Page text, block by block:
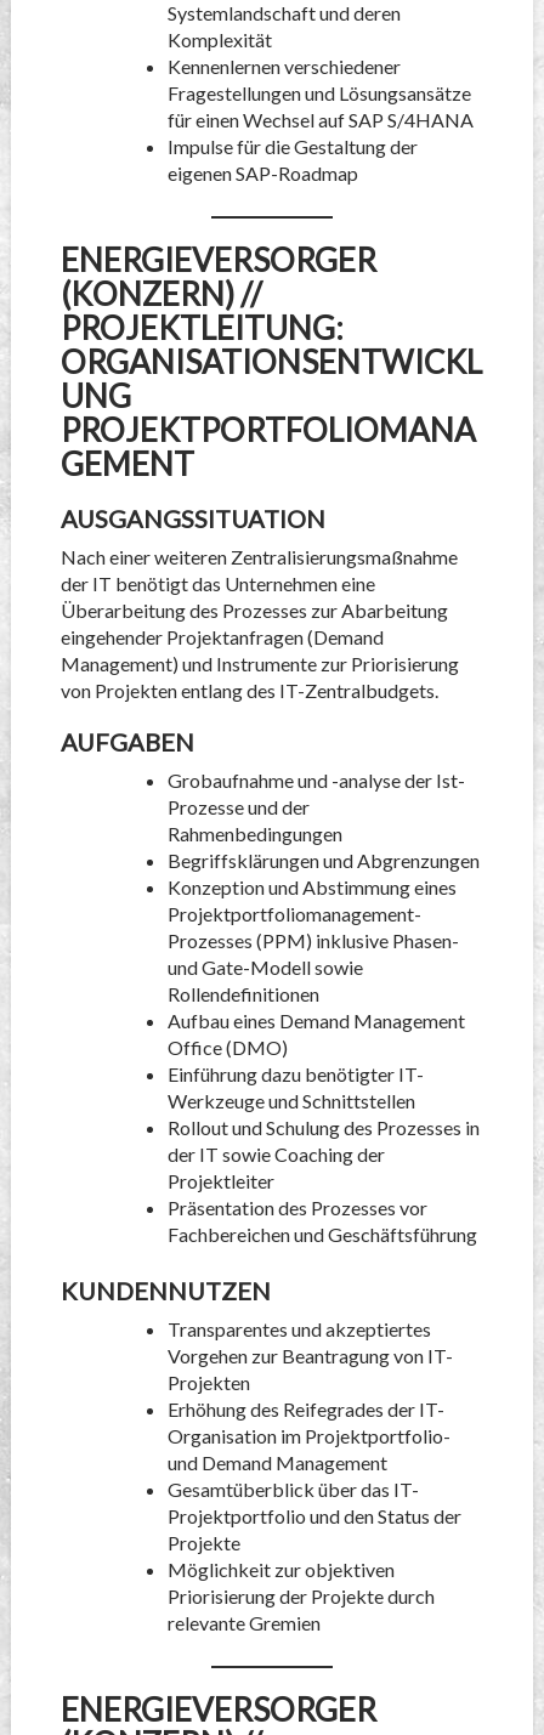
Systemlandschaft und deren
Komplexität
Kennenlernen verschiedener
Fragestellungen und Lösungsansätze
für einen Wechsel auf SAP S/4HANA
Impulse für die Gestaltung der
eigenen SAP-Roadmap
ENERGIEVERSORGER
(KONZERN) //
PROJEKTLEITUNG:
ORGANISATIONSENTWICKL
UNG
PROJEKTPORTFOLIOMANA
GEMENT
AUSGANGSSITUATION
Nach einer weiteren Zentralisierungsmaßnahme
der IT benötigt das Unternehmen eine
Überarbeitung des Prozesses zur Abarbeitung
eingehender Projektanfragen (Demand
Management) und Instrumente zur Priorisierung
von Projekten entlang des IT-Zentralbudgets.
AUFGABEN
Grobaufnahme und -analyse der Ist-
Prozesse und der
Rahmenbedingungen
Begriffsklärungen und Abgrenzungen
Konzeption und Abstimmung eines
Projektportfoliomanagement-
Prozesses (PPM) inklusive Phasen-
und Gate-Modell sowie
Rollendefinitionen
Aufbau eines Demand Management
Office (DMO)
Einführung dazu benötigter IT-
Werkzeuge und Schnittstellen
Rollout und Schulung des Prozesses in
der IT sowie Coaching der
Projektleiter
Präsentation des Prozesses vor
Fachbereichen und Geschäftsführung
KUNDENNUTZEN
Transparentes und akzeptiertes
Vorgehen zur Beantragung von IT-
Projekten
Erhöhung des Reifegrades der IT-
Organisation im Projektportfolio-
und Demand Management
Gesamtüberblick über das IT-
Projektportfolio und den Status der
Projekte
Möglichkeit zur objektiven
Priorisierung der Projekte durch
relevante Gremien
ENERGIEVERSORGER